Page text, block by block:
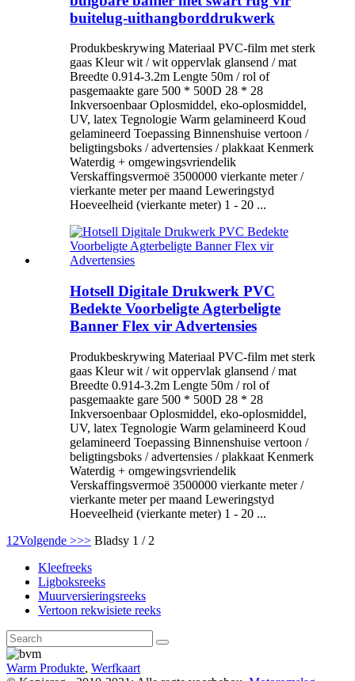
buitelug-uithangborddrukwerk
Produkbeskrywing Materiaal PVC-film met sterk
gaas Kleur wit / wit oppervlak glansend / mat
Breedte 0.914-3.2m Lengte 50m / rol of
pasgemaakte gare 500 * 500D 28 * 28
Inkversoenbaar Oplosmiddel, eko-oplosmiddel,
UV, latex Tegnologie Warm gelamineerd Koud
gelamineerd Toepassing Binnenshuise vertoon /
beligtingsboks / advertensies / plakkaat Kenmerk
Waterdig + omgewingsvriendelik
Verskaffingsvermoë 3500000 vierkante meter /
vierkante meter per maand Leweringstyd
Hoeveelheid (vierkante meter) 1 - 20 ...
Hotsell Digitale Drukwerk PVC
Bedekte Voorbeligte Agterbeligte
Banner Flex vir Advertensies
Produkbeskrywing Materiaal PVC-film met sterk
gaas Kleur wit / wit oppervlak glansend / mat
Breedte 0.914-3.2m Lengte 50m / rol of
pasgemaakte gare 500 * 500D 28 * 28
Inkversoenbaar Oplosmiddel, eko-oplosmiddel,
UV, latex Tegnologie Warm gelamineerd Koud
gelamineerd Toepassing Binnenshuise vertoon /
beligtingsboks / advertensies / plakkaat Kenmerk
Waterdig + omgewingsvriendelik
Verskaffingsvermoë 3500000 vierkante meter /
vierkante meter per maand Leweringstyd
Hoeveelheid (vierkante meter) 1 - 20 ...
1 2Volgende >>> Bladsy 1 / 2
Kleefreeks
Ligboksreeks
Muurversieringsreeks
Vertoon rekwisiete reeks
Warm Produkte, Werfkaart